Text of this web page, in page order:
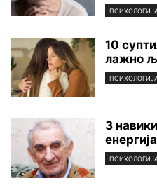
10
лажно
3